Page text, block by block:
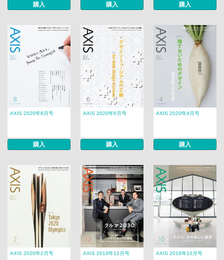
購入 購入 購入
AXIS 2020年8月号
購入
AXIS 2020年6月号
購入
AXIS 2020年4月号
購入
AXIS 2020年2月号 AXIS 2019年12月号 AXIS 2019年10月号